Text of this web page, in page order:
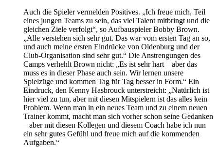
Auch die Spieler vermelden Positives. „Ich freue mich, Teil
eines jungen Teams zu sein, das viel Talent mitbringt und die
gleichen Ziele verfolgt“, so Aufbauspieler Bobby Brown.
„Alle verstehen sich sehr gut. Das war vom ersten Tag an so,
und auch meine ersten Eindrücke von Oldenburg und der
Club-Organisation sind sehr gut.“ Die Anstrengungen des
Camps verhehlt Brown nicht: „Es ist sehr hart – aber das
muss es in dieser Phase auch sein. Wir lernen unsere
Spielzüge und kommen Tag für Tag besser in Form.“ Ein
Eindruck, den Kenny Hasbrouck unterstreicht: „Natürlich ist
hier viel zu tun, aber mit diesen Mitspielern ist das alles kein
Problem. Wenn man in ein neues Team und zu einem neuen
Trainer kommt, macht man sich vorher schon seine Gedanken
– aber mit diesen Kollegen und diesem Coach habe ich nun
ein sehr gutes Gefühl und freue mich auf die kommenden
Aufgaben.“